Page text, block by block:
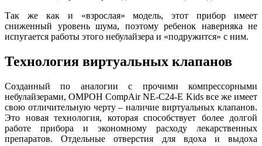
Так же как и «взрослая» модель, этот прибор имеет
сниженный уровень шума, поэтому ребенок наверняка не
испугается работы этого небулайзера и «подружится» с ним.
Технология виртуальных клапанов
Созданный по аналогии с прочими компрессорными
небулайзерами, ОМРОН CompAir NE-C24-E Kids все же имеет
свою отличительную черту – наличие виртуальных клапанов.
Это новая технология, которая способствует более долгой
работе прибора и экономному расходу лекарственных
препаратов. Отдельные отверстия для вдоха и выдоха